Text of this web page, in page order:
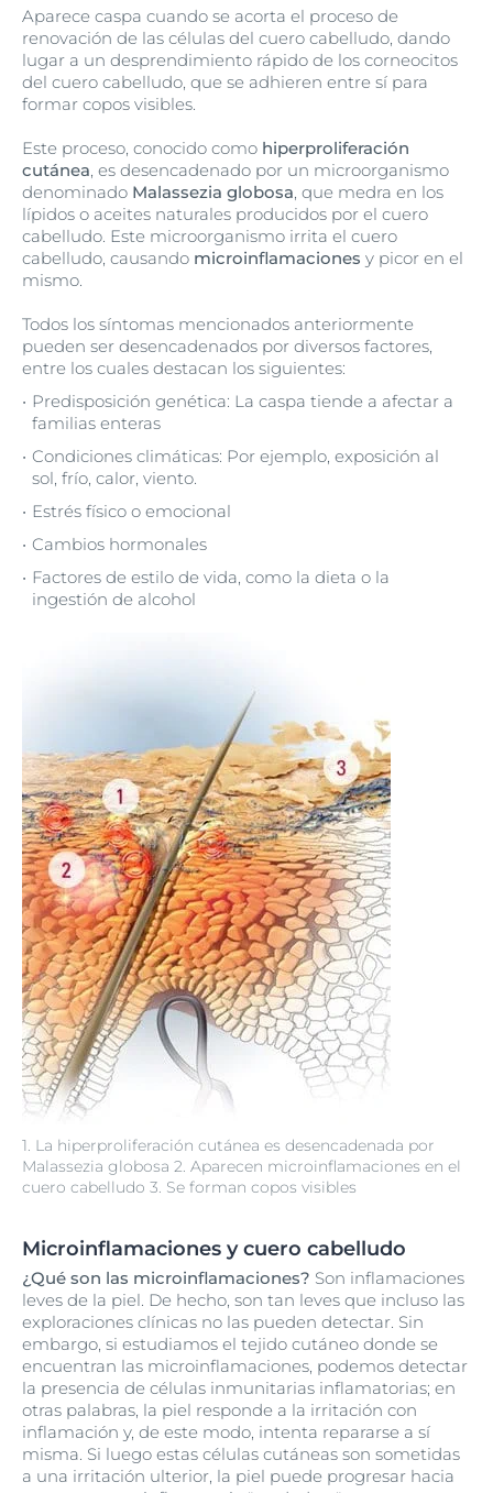
1. La hiperproliferación cutánea es desencadenada por
Malassezia globosa 2. Aparecen microinflamaciones en el
cuero cabelludo 3. Se forman copos visibles
Aparece caspa cuando se acorta el proceso de
renovación de las células del cuero cabelludo, dando
lugar a un desprendimiento rápido de los corneocitos
del cuero cabelludo, que se adhieren entre sí para
formar copos visibles.
Este proceso, conocido como hiperproliferación
cutánea, es desencadenado por un microorganismo
denominado Malassezia globosa, que medra en los
lípidos o aceites naturales producidos por el cuero
cabelludo. Este microorganismo irrita el cuero
cabelludo, causando microinflamaciones y picor en el
mismo.
Todos los síntomas mencionados anteriormente
pueden ser desencadenados por diversos factores,
entre los cuales destacan los siguientes:
Predisposición genética: La caspa tiende a afectar a
familias enteras
Condiciones climáticas: Por ejemplo, exposición al
sol, frío, calor, viento.
Estrés físico o emocional
Cambios hormonales
Factores de estilo de vida, como la dieta o la
ingestión de alcohol
Microinflamaciones y cuero cabelludo
¿Qué son las microinflamaciones? Son inflamaciones
leves de la piel. De hecho, son tan leves que incluso las
exploraciones clínicas no las pueden detectar. Sin
embargo, si estudiamos el tejido cutáneo donde se
encuentran las microinflamaciones, podemos detectar
la presencia de células inmunitarias inflamatorias; en
otras palabras, la piel responde a la irritación con
inflamación y, de este modo, intenta repararse a sí
misma. Si luego estas células cutáneas son sometidas
a una irritación ulterior, la piel puede progresar hacia